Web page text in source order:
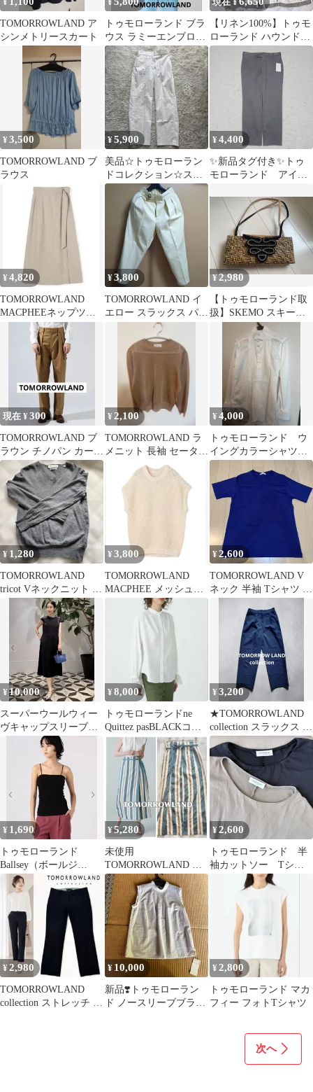
¥
TOMORROWLAND ア
シンメトリースカート
¥
トゥモローランド ブラ
ウス ラミーエンブロイ
ダリー Vネック ブラウ
ス
現在 ¥
【リネン100%】トゥモ
ローランド ハウンドト
ゥース テーラード ジャ
¥3,500
TOMORROWLAND ブ
ラウス
¥5,900
美品☆トゥモローラン
ドコレクション☆スラ
ックスパンツ☆トラウ
ザーズ☆ホワイト
¥4,400
✨️新品タグ付き✨️トゥ
モローランド アイス
ス グレー 44
¥ 4,820
TOMORROWLAND
MACPHEEネップツイ
ード マキシスカート
¥3,800
TOMORROWLAND イ
エロー スラックス パン
¥2,980
【トゥモローランド取
扱】SKEMO スキーモ
2wayクラッチバッグ
現在 ¥300
TOMORROWLAND ブ
ラウン チノパン カーゴ
ユニクロならMサイズ
相当
¥ 2,100
TOMORROWLAND ラ
メニット 長袖 セーター
ベージュ ゴールド
¥4,000
トゥモローランド ウ
イングカラーシャツ
PILGLIM 結婚式 披露
¥ 1,280
TOMORROWLAND
tricot Vネックニット グ
¥ 3,800
TOMORROWLAND
MACPHEE メッシュコ
ットン クルーネックベ
¥2,600
TOMORROWLAND V
ネック 半袖 Tシャツ ブ
¥10,000
スーパーウールウィー
ヴキャップスリーブワ
ンピース ネイビー S
¥8,000
トゥモローランドne
Quittez pasBLACKコッ
トンフリルカフブラウ
¥3,200
★TOMORROWLAND
collection スラックス ネ
イビー
¥ 1,690
トゥモローランド
Ballsey（ボールジ
ィ） キャミソールS
ブラック
¥5,280
未使用
TOMORROWLAND ス
トライプ柄 光沢 ラ
ップロングスカート S
¥2,600
トゥモローランド 半
袖カットソー Tシャ
ツ2枚セット 黒 カー
¥2,980
TOMORROWLAND
collection ストレッチ ス
¥ 10,000
新品❣️トゥモローラン
ド ノースリーブブラウ
¥2,800
トゥモローランド マカ
フィー フォトTシャツ
次へ